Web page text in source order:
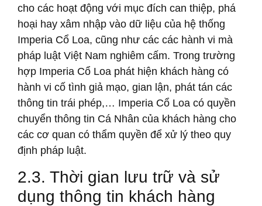
cho các hoạt động với mục đích can thiệp, phá
hoại hay xâm nhập vào dữ liệu của hệ thống
Imperia Cổ Loa, cũng như các các hành vi mà
pháp luật Việt Nam nghiêm cấm. Trong trường
hợp Imperia Cổ Loa phát hiện khách hàng có
hành vi cố tình giả mạo, gian lận, phát tán các
thông tin trái phép,… Imperia Cổ Loa có quyền
chuyển thông tin Cá Nhân của khách hàng cho
các cơ quan có thẩm quyền để xử lý theo quy
định pháp luật.
2.3. Thời gian lưu trữ và sử
dụng thông tin khách hàng